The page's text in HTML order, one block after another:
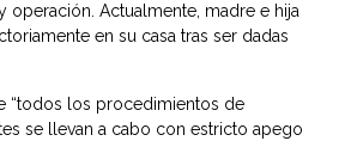
operación. Actualmente, madre e hija
en su casa tras ser dadas
“todos los procedimientos de
se llevan a cabo con estricto apego